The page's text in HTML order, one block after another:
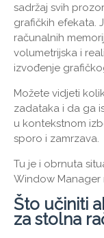
sadržaj svih
grafičkih efekata.
računalnih
volumetrijska i
izvođenje
Možete vidjeti
zadataka i da ga
u kontekstnom
sporo i zamrzava.
Tu je i obrnuta
Window Manager
Što učiniti
za stolna